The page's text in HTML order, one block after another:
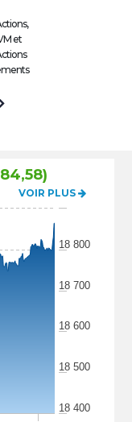
et
VOIR PLUS
18 400
18 500
18 600
18 700
18 800